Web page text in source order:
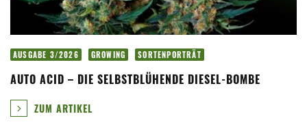
AUSGABE 3/2026 GROWING SORTENPORTRÄT
AUTO ACID – DIE SELBSTBLÜHENDE DIESEL-BOMBE
ZUM ARTIKEL